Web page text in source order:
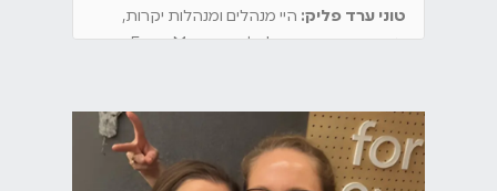
טוני ערד פליק: היי מנהלים ומנהלות יקרות,
אנחנו בפרק חדש של From Manager to
תודה על זה גוגל. ואיתי כאן היום שירי גרוס ברד,
ואנחנו נדבר על איך לעזוב נכון מקומות עבודה,
גם איך אנחנו עוזבות מקומות עבודה נכון